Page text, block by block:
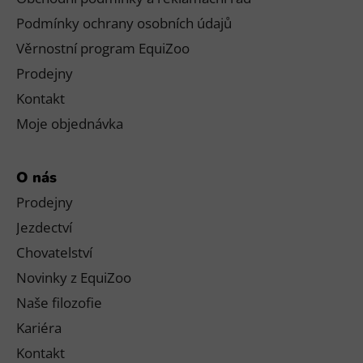
Podmínky ochrany osobních údajů
Věrnostní program EquiZoo
Prodejny
Kontakt
Moje objednávka
O nás
Prodejny
Jezdectví
Chovatelství
Novinky z EquiZoo
Naše filozofie
Kariéra
Kontakt